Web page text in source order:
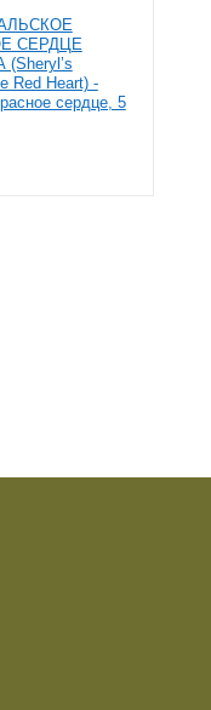
СЕРДЦЕ
Red Heart) -
сердце, 5